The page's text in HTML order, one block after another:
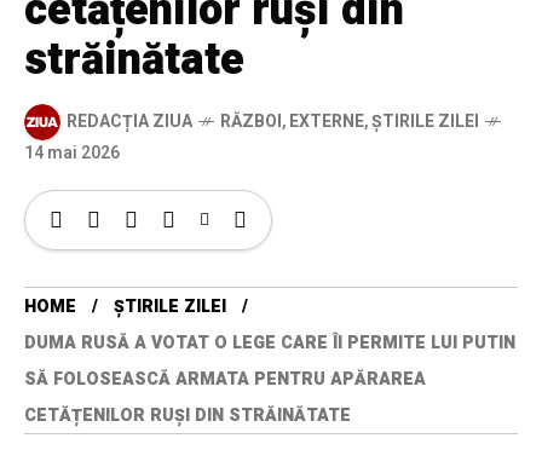
străinătate
REDACȚIA ZIUA RĂZBOI,EXTERNE,ȘTIRILE ZILEI
14 mai 2026
HOME
ȘTIRILE ZILEI
DUMA RUSĂ A VOTAT O LEGE CARE ÎI PERMITE LUI PUTIN
SĂ FOLOSEASCĂ ARMATA PENTRU APĂRAREA
CETĂȚENILOR RUȘI DIN STRĂINĂTATE